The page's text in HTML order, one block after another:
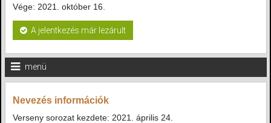
Vége: 2021. október 16.
A jelentkezés már lezárult
menü
Nevezés információk
Verseny sorozat kezdete: 2021. április 24.